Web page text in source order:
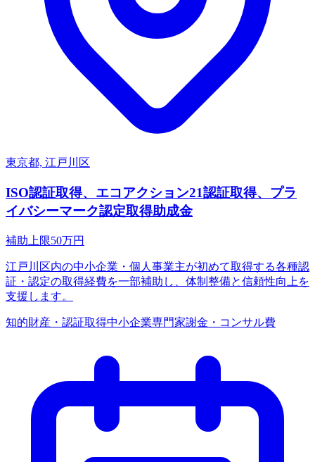
東京都, 江戸川区
ISO認証取得、エコアクション21認証取得、プラ
イバシーマーク認定取得助成金
補助上限50万円
江戸川区内の中小企業・個人事業主が初めて取得する各種認
証・認定の取得経費を一部補助し、体制整備と信頼性向上を
支援します。
知的財産・認証取得中小企業専門家謝金・コンサル費